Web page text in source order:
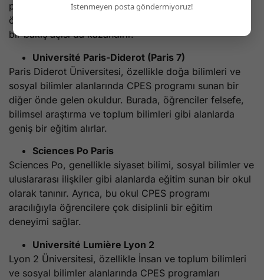
prestijli kuruluştur. Burada sunulan CPES programları,
öğrencilere akademik bir derinlik kazandırırken, geniş
bir bakış açısı da kazandırır.
Université Paris-Diderot (Paris 7)
Paris Diderot Üniversitesi, özellikle doğa bilimleri ve
sosyal bilimler alanlarında CPES programı sunan bir
diğer önde gelen okuldur. Burada, öğrenciler felsefe,
bilimsel araştırma ve toplum bilimleri gibi alanlarda
geniş bir eğitim alırlar.
Sciences Po Paris
Sciences Po, genellikle siyaset bilimi, sosyal bilimler ve
uluslararası ilişkiler gibi alanlarda eğitim sunan bir okul
olarak tanınır. Ayrıca, bu okul CPES programı
aracılığıyla öğrencilere çok disiplinli bir eğitim
deneyimi sağlar.
Université Lumière Lyon 2
Lyon 2 Üniversitesi, özellikle İnsan ve toplum bilimleri
ve sosyal bilimler alanlarında CPES programları
İstenmeyen posta göndermiyoruz!